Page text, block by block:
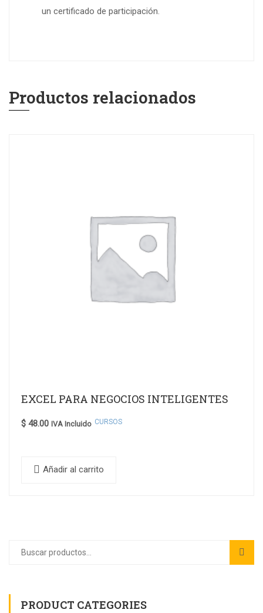
un certificado de participación.
Productos relacionados
EXCEL PARA NEGOCIOS INTELIGENTES
$ 48.00 IVA Incluido CURSOS
Añadir al carrito
PRODUCT CATEGORIES